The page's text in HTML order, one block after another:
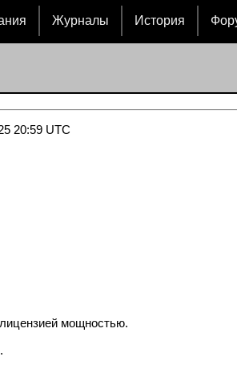
Журналы История
20:59 UTC
мощностью.